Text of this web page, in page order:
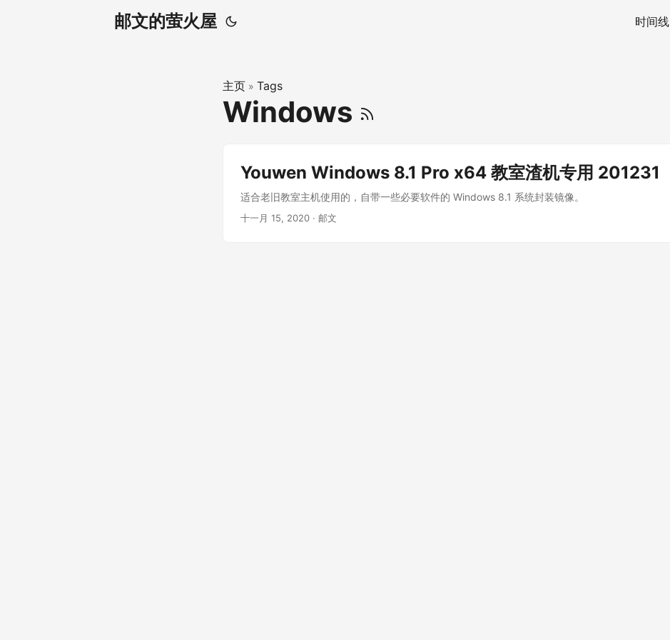
邮文的萤火屋 时间线
主页 » Tags
Windows
Youwen Windows 8.1 Pro x64 教室渣机专用 201231
适合老旧教室主机使用的，自带一些必要软件的 Windows 8.1 系统封装镜像。
十一月 15, 2020 · 邮文